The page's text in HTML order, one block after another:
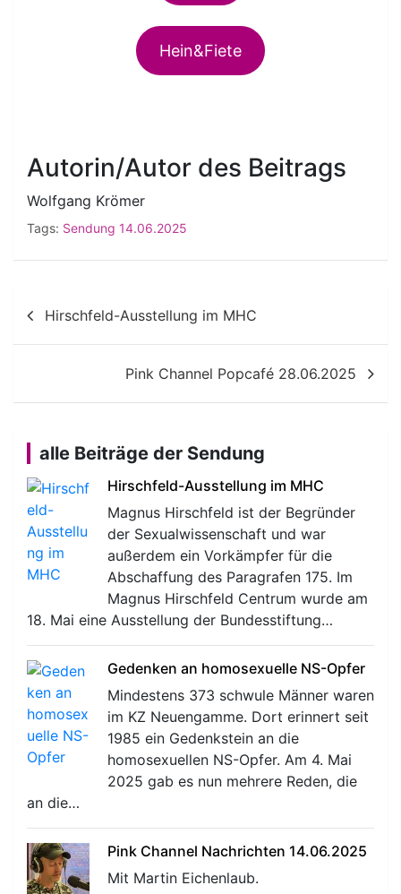
Hein&Fiete
Autorin/Autor des Beitrags
Wolfgang Krömer
Tags: Sendung 14.06.2025
Beitragsnavigation
Hirschfeld-Ausstellung im MHC
Pink Channel Popcafé 28.06.2025
alle Beiträge der Sendung
Hirschfeld-Ausstellung im MHC
Magnus Hirschfeld ist der Begründer
der Sexualwissenschaft und war
außerdem ein Vorkämpfer für die
Abschaffung des Paragrafen 175. Im
Magnus Hirschfeld Centrum wurde am
18. Mai eine Ausstellung der Bundesstiftung…
Gedenken an homosexuelle NS-Opfer
Mindestens 373 schwule Männer waren
im KZ Neuengamme. Dort erinnert seit
1985 ein Gedenkstein an die
homosexuellen NS-Opfer. Am 4. Mai
2025 gab es nun mehrere Reden, die
an die…
Pink Channel Nachrichten 14.06.2025
Mit Martin Eichenlaub.